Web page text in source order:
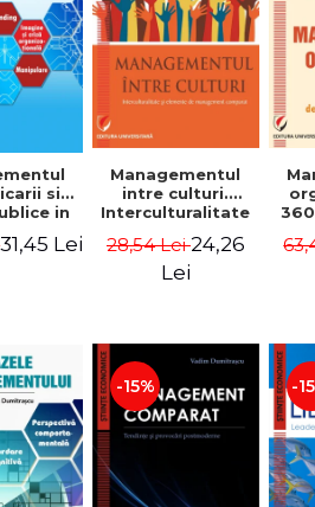
si
in
31,45 Lei
Managementul
intre culturi.
Interculturalitate
management
comparat -
28,54 Lei24,26
Lei
-15% -